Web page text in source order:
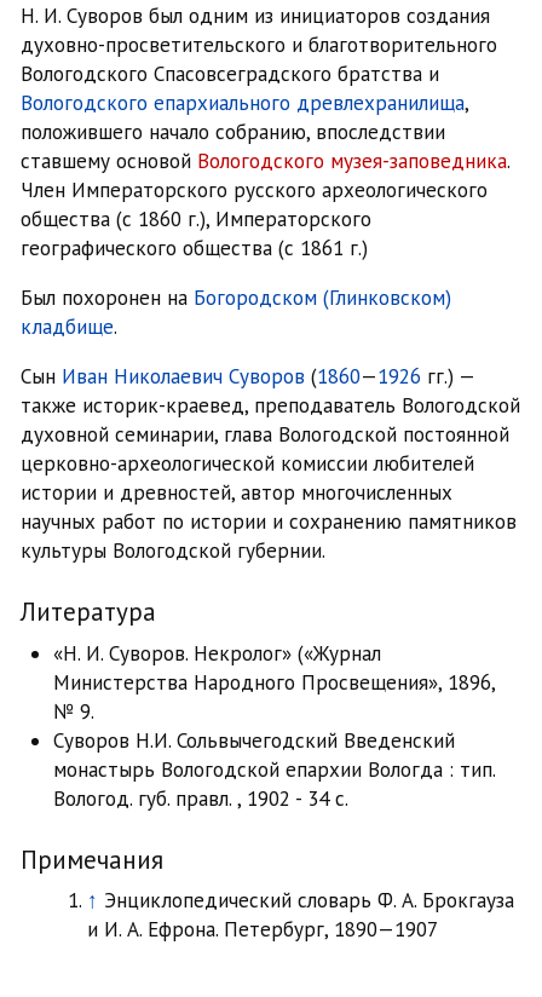
Н. И. Суворов был одним из инициаторов создания
духовно-просветительского и благотворительного
Вологодского Спасовсеградского братства и
Вологодского епархиального древлехранилища,
положившего начало собранию, впоследствии
ставшему основой Вологодского музея-заповедника.
Член Императорского русского археологического
общества (с 1860 г.), Императорского
географического общества (с 1861 г.)
Был похоронен на Богородском (Глинковском)
кладбище.
Сын Иван Николаевич Суворов (1860—1926 гг.) —
также историк-краевед, преподаватель Вологодской
духовной семинарии, глава Вологодской постоянной
церковно-археологической комиссии любителей
истории и древностей, автор многочисленных
научных работ по истории и сохранению памятников
культуры Вологодской губернии.
Литература
«Н. И. Суворов. Некролог» («Журнал
Министерства Народного Просвещения», 1896,
№ 9.
Суворов Н.И. Сольвычегодский Введенский
монастырь Вологодской епархии Вологда : тип.
Вологод. губ. правл. , 1902 - 34 с.
Примечания
↑ Энциклопедический словарь Ф. А. Брокгауза
и И. А. Ефрона. Петербург, 1890—1907